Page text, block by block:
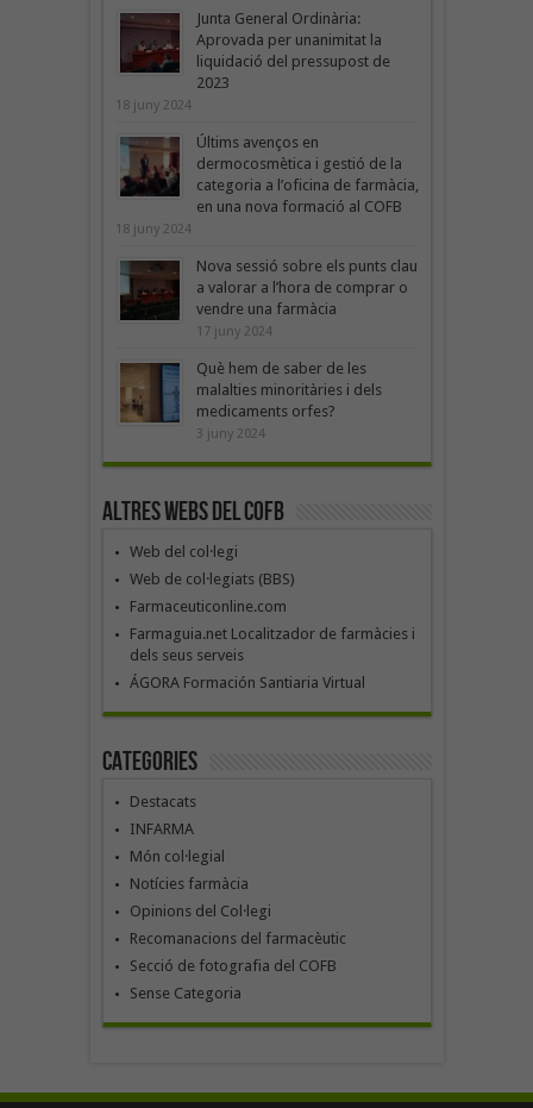
Junta General Ordinària:
Aprovada per unanimitat la
liquidació del pressupost de
2023
18 juny 2024
Últims avenços en
dermocosmètica i gestió de la
categoria a l’oficina de farmàcia,
en una nova formació al COFB
18 juny 2024
Nova sessió sobre els punts clau
a valorar a l’hora de comprar o
vendre una farmàcia
17 juny 2024
Què hem de saber de les
malalties minoritàries i dels
medicaments orfes?
3 juny 2024
Altres webs del COFB
Web del col·legi
Web de col·legiats (BBS)
Farmaceuticonline.com
Farmaguia.net Localitzador de farmàcies i
dels seus serveis
ÁGORA Formación Santiaria Virtual
Categories
Destacats
INFARMA
Món col·legial
Notícies farmàcia
Opinions del Col·legi
Recomanacions del farmacèutic
Secció de fotografia del COFB
Sense Categoria